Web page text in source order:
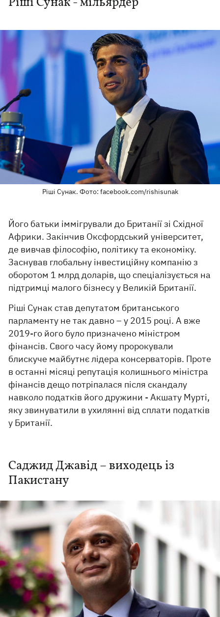
Ріші Сунак. Фото: facebook.com/rishisunak
Його батьки іммігрували до Британії зі Східної
Африки. Закінчив Оксфордський університет,
де вивчав філософію, політику та економіку.
Заснував глобальну інвестиційну компанію з
оборотом 1 млрд доларів, що спеціалізується на
підтримці малого бізнесу у Великій Британії.
Ріші Сунак став депутатом британського
парламенту не так давно – у 2015 році. А вже
2019-го його було призначено міністром
фінансів. Свого часу йому пророкували
блискуче майбутнє лідера консерваторів. Проте
в останні місяці репутація колишнього міністра
фінансів дещо потріпалася після скандалу
навколо податків його дружини - Акшату Мурті,
яку звинуватили в ухилянні від сплати податків
у Британії.
Саджид Джавід – виходець із
Пакистану